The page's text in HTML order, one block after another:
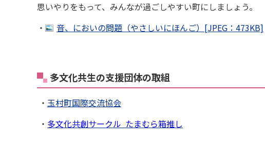
思いやりをもって、みんなが過ごしやすい町にしましょう。
・
音、においの問題（やさしいにほんご）[JPEG：473KB]
多文化共生の支援団体の取組
・ 玉村町国際交流協会
・ 多文化共創サークル たまむら箱推し